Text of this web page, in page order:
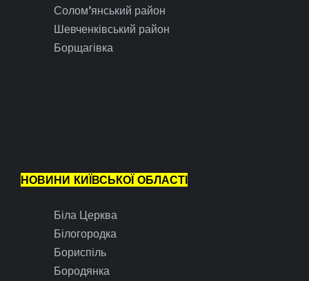
Солом’янський район
Шевченківський район
Борщагівка
НОВИНИ КИЇВСЬКОЇ ОБЛАСТІ
Біла Церква
Білогородка
Бориспіль
Бородянка